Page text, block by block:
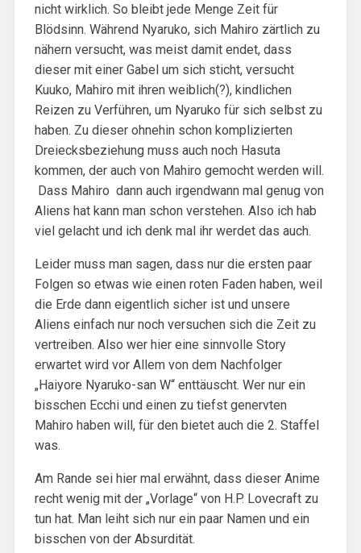
nicht wirklich. So bleibt jede Menge Zeit für
Blödsinn. Während Nyaruko, sich Mahiro zärtlich zu
nähern versucht, was meist damit endet, dass
dieser mit einer Gabel um sich sticht, versucht
Kuuko, Mahiro mit ihren weiblich(?), kindlichen
Reizen zu Verführen, um Nyaruko für sich selbst zu
haben. Zu dieser ohnehin schon komplizierten
Dreiecksbeziehung muss auch noch Hasuta
kommen, der auch von Mahiro gemocht werden will.
Dass Mahiro dann auch irgendwann mal genug von
Aliens hat kann man schon verstehen. Also ich hab
viel gelacht und ich denk mal ihr werdet das auch.
Leider muss man sagen, dass nur die ersten paar
Folgen so etwas wie einen roten Faden haben, weil
die Erde dann eigentlich sicher ist und unsere
Aliens einfach nur noch versuchen sich die Zeit zu
vertreiben. Also wer hier eine sinnvolle Story
erwartet wird vor Allem von dem Nachfolger
„Haiyore Nyaruko-san W“ enttäuscht. Wer nur ein
bisschen Ecchi und einen zu tiefst genervten
Mahiro haben will, für den bietet auch die 2. Staffel
was.
Am Rande sei hier mal erwähnt, dass dieser Anime
recht wenig mit der „Vorlage“ von H.P. Lovecraft zu
tun hat. Man leiht sich nur ein paar Namen und ein
bisschen von der Absurdität.